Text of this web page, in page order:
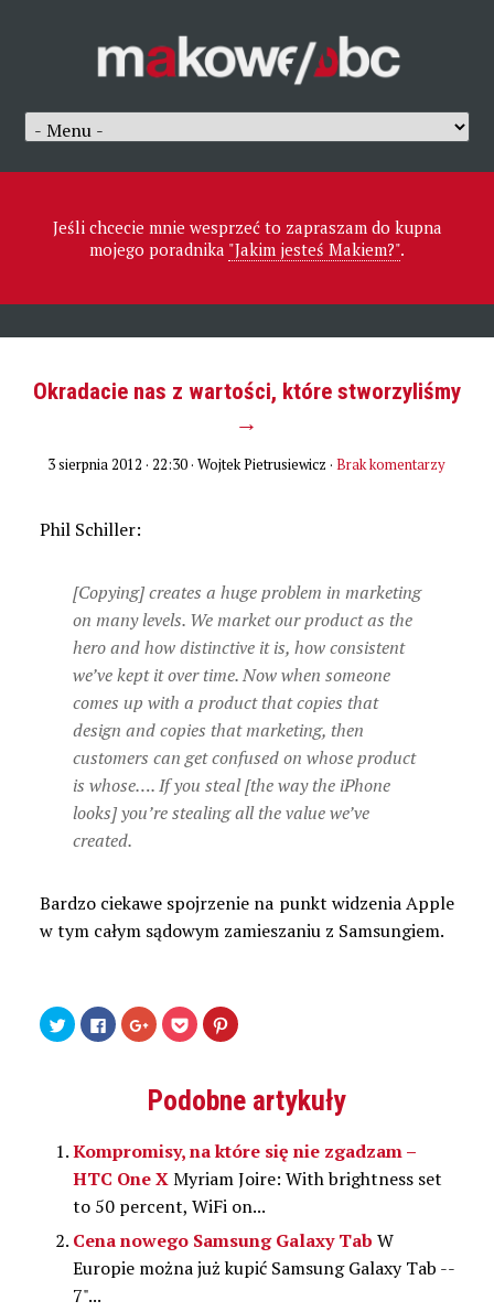
Jeśli chcecie mnie wesprzeć to zapraszam do kupna
mojego poradnika "Jakim jesteś Makiem?".
Okradacie nas z wartości, które stworzyliśmy
→
3 sierpnia 2012 · 22:30· Wojtek Pietrusiewicz ·Brak komentarzy
Phil Schiller:
[Copying] creates a huge problem in marketing
on many levels. We market our product as the
hero and how distinctive it is, how consistent
we’ve kept it over time. Now when someone
comes up with a product that copies that
design and copies that marketing, then
customers can get confused on whose product
is whose…. If you steal [the way the iPhone
looks] you’re stealing all the value we’ve
created.
Bardzo ciekawe spojrzenie na punkt widzenia Apple
w tym całym sądowym zamieszaniu z Samsungiem.
Udostępnij
na
Twitterze(Otwiera
Kliknij,
aby
udostępnić
nowym
Kliknij,
aby
udostępnić
(Otwiera
się
w
Kliknij
by
udostępnić
Pocket(Otwiera
się
w
Udostępniej
na
oknie)
Podobne artykuły
Kompromisy, na które się nie zgadzam –
HTC One XMyriam Joire: With brightness set
to 50 percent, WiFi on...
Cena nowego Samsung Galaxy Tab W
Europie można już kupić Samsung Galaxy Tab --
7"...